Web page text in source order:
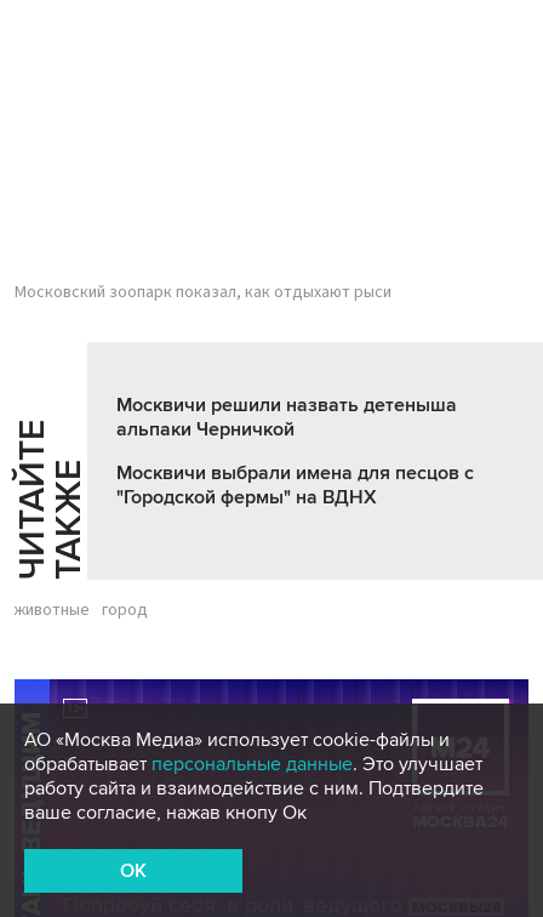
Московский зоопарк показал, как отдыхают рыси
Ч
И
Т
АЙ
Т
Е
Т
А
К
ЖЕ
Москвичи решили назвать детеныша
альпаки Черничкой
Москвичи выбрали имена для песцов с
"Городской фермы" на ВДНХ
животные город
АО «Москва Медиа» использует cookie-файлы и
обрабатывает персональные данные. Это улучшает
работу сайта и взаимодействие с ним. Подтвердите
ваше согласие, нажав кнопу Ок
OK